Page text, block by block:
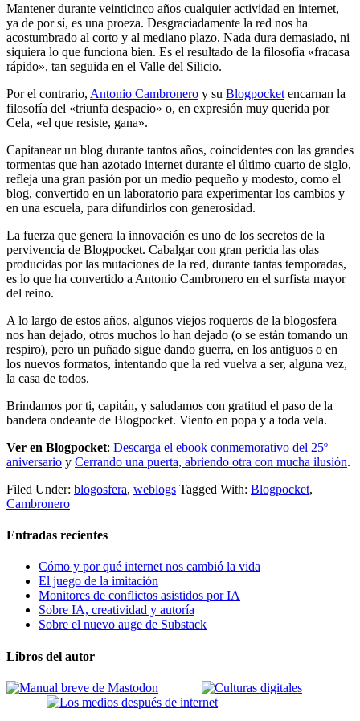
Mantener durante veinticinco años cualquier actividad en internet,
ya de por sí, es una proeza. Desgraciadamente la red nos ha
acostumbrado al corto y al mediano plazo. Nada dura demasiado, ni
siquiera lo que funciona bien. Es el resultado de la filosofía «fracasa
rápido», tan seguida en el Valle del Silicio.
Por el contrario, Antonio Cambronero y su Blogpocket encarnan la
filosofía del «triunfa despacio» o, en expresión muy querida por
Cela, «el que resiste, gana».
Capitanear un blog durante tantos años, coincidentes con las grandes
tormentas que han azotado internet durante el último cuarto de siglo,
refleja una gran pasión por un medio pequeño y modesto, como el
blog, convertido en un laboratorio para experimentar los cambios y
en una escuela, para difundirlos con generosidad.
La fuerza que genera la innovación es uno de los secretos de la
pervivencia de Blogpocket. Cabalgar con gran pericia las olas
producidas por las mutaciones de la red, durante tantas temporadas,
es lo que ha convertido a Antonio Cambronero en el surfista mayor
del reino.
A lo largo de estos años, algunos viejos roqueros de la blogosfera
nos han dejado, otros muchos lo han dejado (o se están tomando un
respiro), pero un puñado sigue dando guerra, en los antiguos o en
los nuevos formatos, intentando que la red vuelva a ser, alguna vez,
la casa de todos.
Brindamos por ti, capitán, y saludamos con gratitud el paso de la
bandera ondeante de Blogpocket. Viento en popa y a toda vela.
Ver en Blogpocket: Descarga el ebook conmemorativo del 25º
aniversario y Cerrando una puerta, abriendo otra con mucha ilusión.
Filed Under: blogosfera, weblogs Tagged With: Blogpocket,
Cambronero
Entradas recientes
Cómo y por qué internet nos cambió la vida
El juego de la imitación
Monitores de conflictos asistidos por IA
Sobre IA, creatividad y autoría
Sobre el nuevo auge de Substack
Libros del autor